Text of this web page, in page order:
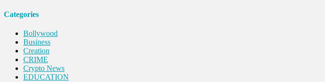
Categories
Bollywood
Business
Creation
CRIME
Crypto News
EDUCATION